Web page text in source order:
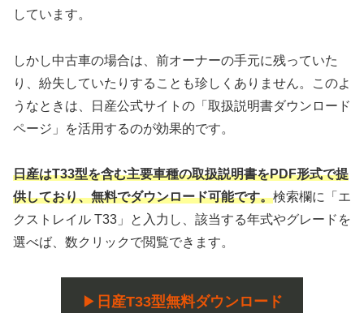
しています。
しかし中古車の場合は、前オーナーの手元に残っていた
り、紛失していたりすることも珍しくありません。このよ
うなときは、日産公式サイトの「取扱説明書ダウンロード
ページ」を活用するのが効果的です。
日産はT33型を含む主要車種の取扱説明書をPDF形式で提
供しており、無料でダウンロード可能です。検索欄に「エ
クストレイル T33」と入力し、該当する年式やグレードを
選べば、数クリックで閲覧できます。
▶ 日産T33型無料ダウンロード